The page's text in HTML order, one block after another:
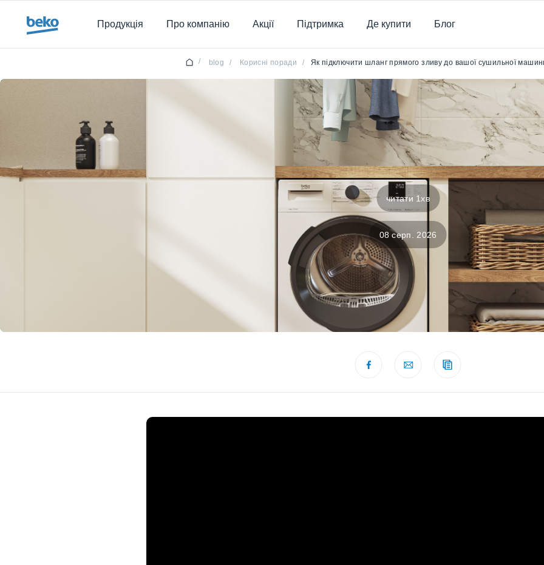
Продукція
Про компанію Акції Підтримка Де купити Блог
/ blog / Корисні поради / Як підключити шланг прямого зливу до вашої сушильної
читати 1хв
08 серп. 2026